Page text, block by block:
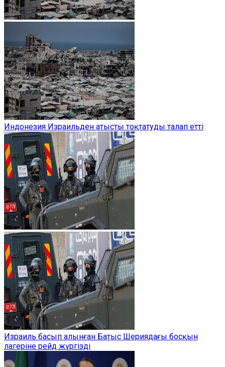
Индонезия Израильден атысты тоқтатуды талап етті
Израиль басып алынған Батыс Шериядағы босқын
лагеріне рейд жүргізді